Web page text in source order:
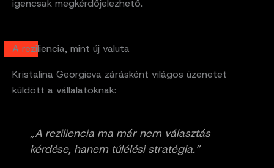
igencsak megkérdőjelezhető.
A reziliencia, mint új valuta
Kristalina Georgieva zárásként világos üzenetet
küldött a vállalatoknak:
„A reziliencia ma már nem választás
kérdése, hanem túlélési stratégia.”